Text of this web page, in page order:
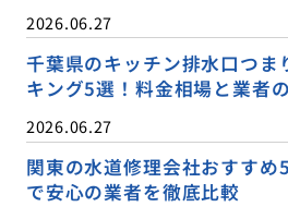
2026.06.27
千葉県のキッチン排水口つま
キング5選！料金相場と業者
2026.06.27
関東の水道修理会社おすす
で安心の業者を徹底比較